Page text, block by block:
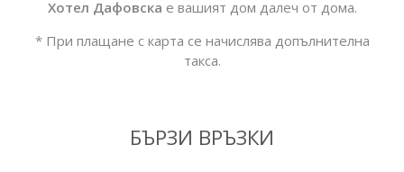
Хотел Дафовска е вашият дом далеч от дома.
* При плащане с карта се начислява допълнителна
такса.
БЪРЗИ ВРЪЗКИ